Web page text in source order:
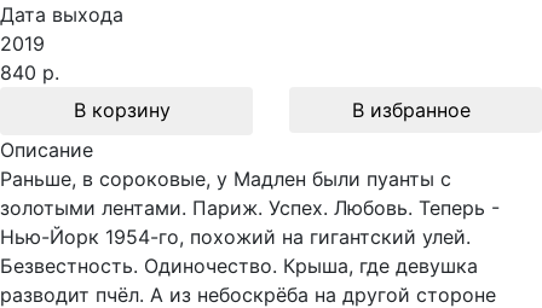
Дата выхода
2019
840 р.
В корзину
В избранное
Описание
Раньше, в сороковые, у Мадлен были пуанты с
золотыми лентами. Париж. Успех. Любовь. Теперь -
Нью-Йорк 1954-го, похожий на гигантский улей.
Безвестность. Одиночество. Крыша, где девушка
разводит пчёл. А из небоскрёба на другой стороне